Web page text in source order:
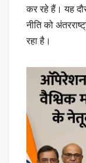
कर रहे हैं। यह
नीति को
रहा है।